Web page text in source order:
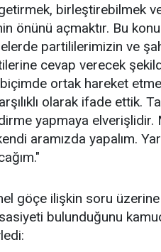
birleştirebilmek
önünü açmaktır. Bu
partililerimizin ve
cevap verecek
ortak hareket etme
olarak ifade ettik.
yapmaya elverişlidir.
aramızda yapalım.
göçe ilişkin soru
bulunduğunu